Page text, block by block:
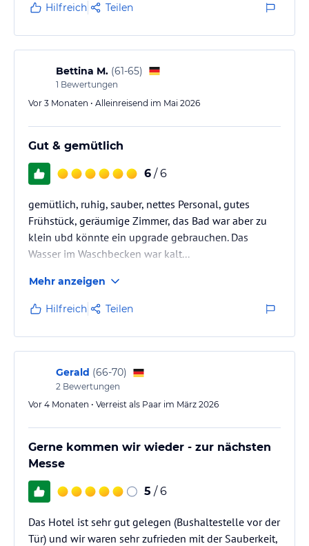
Hilfreich Teilen
Bettina M. (61-65)
1 Bewertungen
Vor 3 Monaten • Alleinreisend im Mai 2026
Gut & gemütlich
6 / 6
gemütlich, ruhig, sauber, nettes Personal, gutes
Frühstück, geräumige Zimmer, das Bad war aber zu
klein ubd könnte ein upgrade gebrauchen. Das
Wasser im Waschbecken war kalt...
Mehr anzeigen
Hilfreich Teilen
Gerald (66-70)
2 Bewertungen
Vor 4 Monaten • Verreist als Paar im März 2026
Gerne kommen wir wieder - zur nächsten
Messe
5 / 6
Das Hotel ist sehr gut gelegen (Bushaltestelle vor der
Tür) und wir waren sehr zufrieden mit der Sauberkeit,